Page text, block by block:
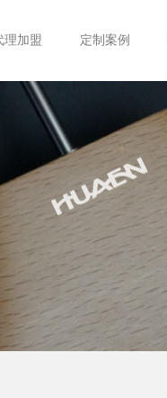
理加盟 定制案例